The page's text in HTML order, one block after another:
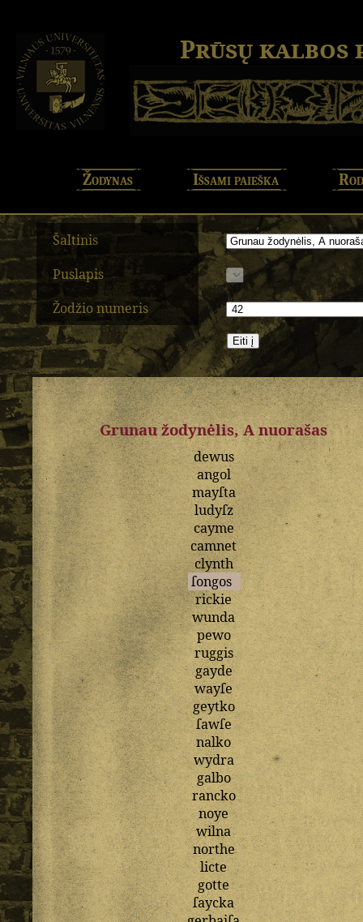
Prūsų kalbos
Žodynas Išsami paieška
Šaltinis
Puslapis
Žodžio numeris
Grunau žodynėlis, A nuorašas
dewus
angol
mayſta
ludyſz
cayme
camnet
clynth
ſongos
rickie
wunda
pewo
ruggis
gayde
wayſe
geytko
ſawſe
nalko
wydra
galbo
rancko
noye
wilna
northe
licte
gotte
ſaycka